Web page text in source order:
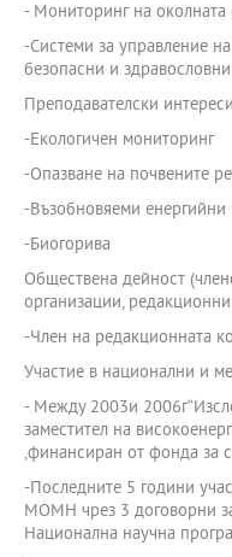
- Мониторинг на околната
-Системи за управление
безопасни и
Преподавателски
-Екологичен мониторинг
-Опазване на почвените
-Възобновяеми енергийни
-Биогорива
Обществена дейност
организации,
-Член на редакционната
Участие в национални и
- Между 2003и
заместител на
,финансиран от фонда за
-Последните 5 години
МОМН чрез 3 договорни
Национална научна